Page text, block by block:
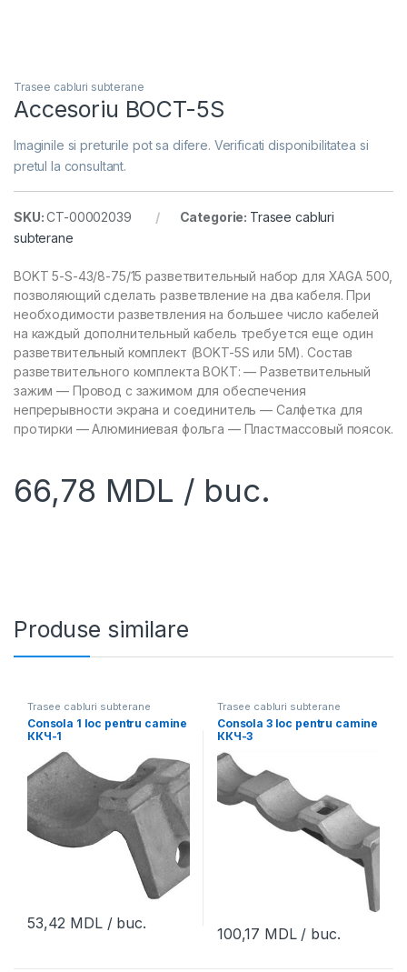
Trasee cabluri subterane
Accesoriu BOCT-5S
Imaginile si preturile pot sa difere. Verificati disponibilitatea si
pretul la consultant.
SKU:CT-00002039 Categorie: Trasee cabluri
subterane
BOKT 5-S-43/8-75/15 разветвительный набор для XAGA 500,
позволяющий сделать разветвление на два кабеля. При
необходимости разветвления на большее число кабелей
на каждый дополнительный кабель требуется еще один
разветвительный комплект (BOKT-5S или 5М). Состав
разветвительного комплекта ВОКТ: — Разветвительный
зажим — Провод с зажимом для обеспечения
непрерывности экрана и соединитель — Салфетка для
протирки — Алюминиевая фольга — Пластмассовый поясок.
66,78 MDL / buc.
Produse similare
Trasee cabluri subterane
Consola 1 loc pentru camine
ККЧ-1
53,42 MDL/ buc.
Trasee cabluri subterane
Consola 3 loc pentru camine
ККЧ-3
100,17 MDL/ buc.